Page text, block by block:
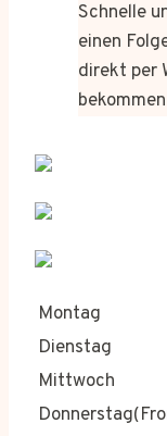
Schnelle
einen
direkt per
bekommen
Montag
Dienstag
Mittwoch